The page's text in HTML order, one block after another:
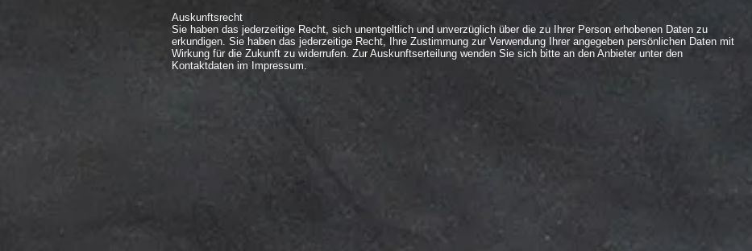
Auskunftsrecht
Sie haben das jederzeitige Recht, sich unentgeltlich und unverzüglich über die zu Ihrer Person erhobenen Daten zu
erkundigen. Sie haben das jederzeitige Recht, Ihre Zustimmung zur Verwendung Ihrer angegeben persönlichen Daten mit
Wirkung für die Zukunft zu widerrufen. Zur Auskunftserteilung wenden Sie sich bitte an den Anbieter unter den
Kontaktdaten im Impressum.